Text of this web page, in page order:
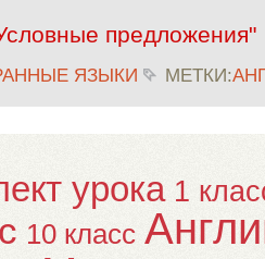
предложения"
ЯЗЫКИ МЕТКИ:
урока 1
10 класс